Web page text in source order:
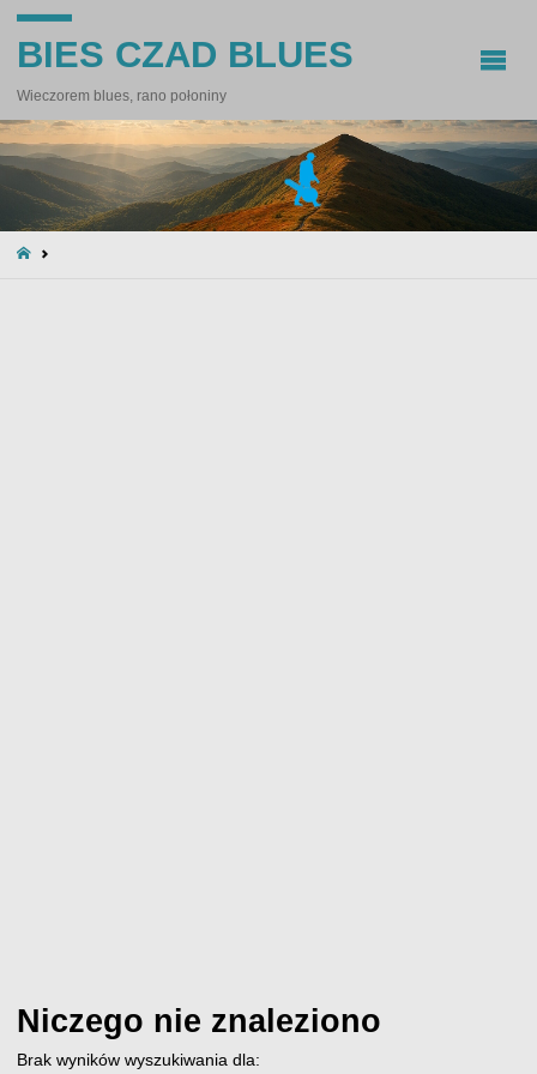
BIES CZAD BLUES
Wieczorem blues, rano połoniny
STRONA
Niczego nie znaleziono
Brak wyników wyszukiwania dla: